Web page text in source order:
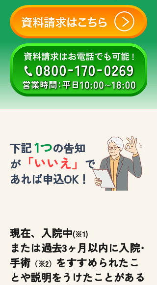
​下記1つの告知
が「いいえ」 で
あれば申込OK！
​現在、入院中(※1)
​または過去3ヶ月以内に入院･
手術 （※2） をすすめられたこ
とや説明をうけたことがある